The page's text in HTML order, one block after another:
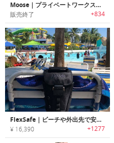
Moose｜プライベートワークステーションになるノートPCバッグ「ムース」
販売終了 +834
FlexSafe｜ビーチや外出先で安全に貴重品を保管できるポータブル金庫「フレックスセーフ」
¥ 16,390 +1277